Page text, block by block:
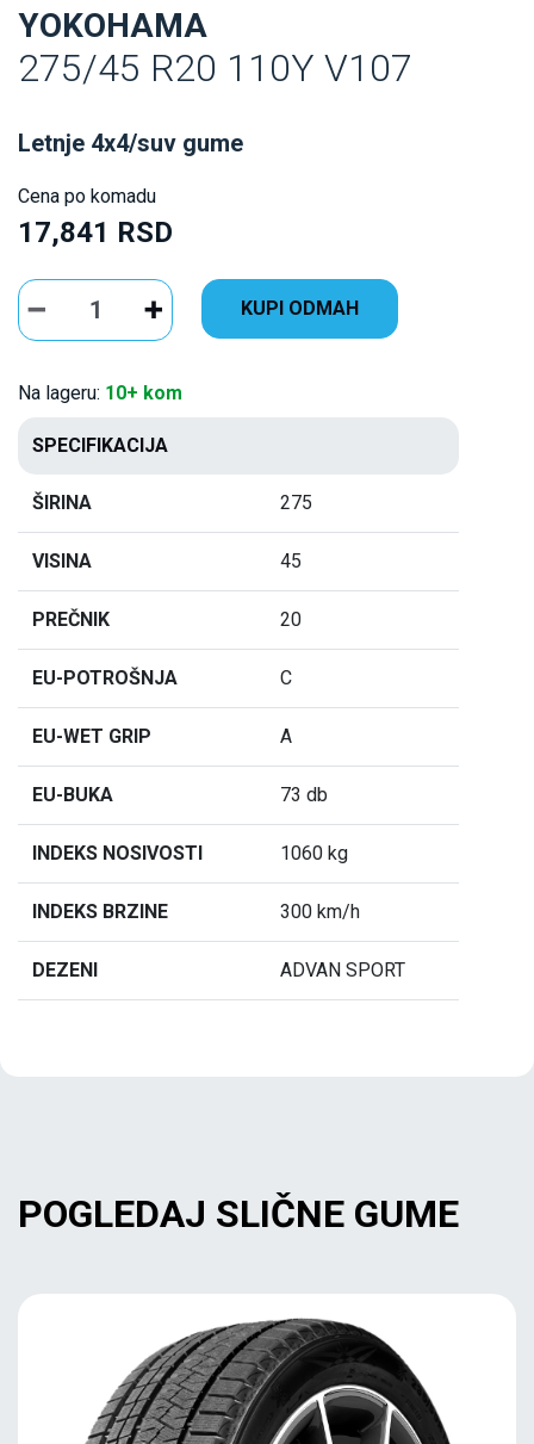
YOKOHAMA
275/45 R20 110Y V107
Letnje 4x4/suv gume
Cena po komadu
17,841 RSD
KUPI ODMAH
Na lageru: 10+ kom
SPECIFIKACIJA
ŠIRINA 275
VISINA 45
PREČNIK 20
EU-POTROŠNJA C
EU-WET GRIP A
EU-BUKA 73 db
INDEKS NOSIVOSTI 1060 kg
INDEKS BRZINE 300 km/h
DEZENI ADVAN SPORT
POGLEDAJ SLIČNE GUME